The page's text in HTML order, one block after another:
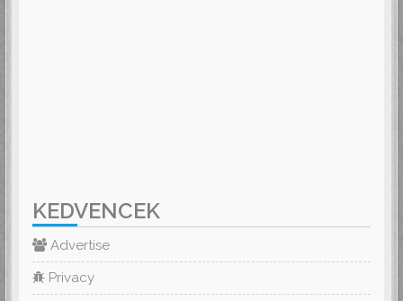
KEDVENCEK
Advertise
Privacy